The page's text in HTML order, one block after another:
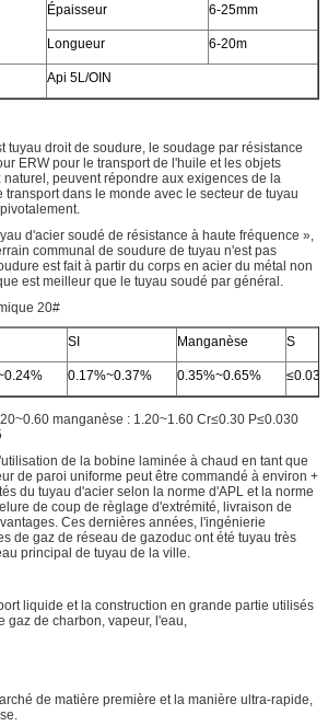
Épaisseur 6-25mm
Longueur 6-20m
Api 5L/OIN
tuyau droit de soudure, le soudage par résistance
ERW pour le transport de l'huile et les objets
peuvent répondre aux exigences de la
transport dans le monde avec le secteur de tuyau
d'acier soudé de résistance à haute fréquence »,
communal de soudure de tuyau n'est pas
est fait à partir du corps en acier du métal non
est meilleur que le tuyau soudé par général.
20#
SI Manganèse S
0.17%~0.37% 0.35%~0.65%
manganèse : 1.20~1.60 Cr≤0.30 P≤0.030
de la bobine laminée à chaud en tant que
de paroi uniforme peut être commandé à environ +
du tuyau d'acier selon la norme d'APL et la norme
de coup de règlage d'extrémité, livraison de
Ces dernières années, l'ingénierie
de gaz de réseau de gazoduc ont été tuyau très
principal de tuyau de la ville.
liquide et la construction en grande partie utilisés
gaz de charbon, vapeur, l'eau,
de matière première et la manière ultra-rapide,